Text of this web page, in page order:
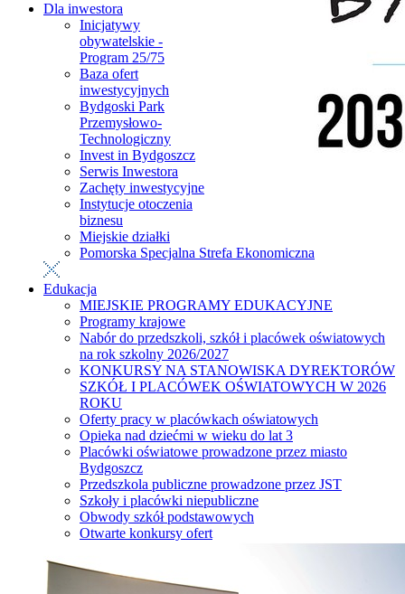
Dla inwestora
Inicjatywy
obywatelskie -
Program 25/75
Baza ofert
inwestycyjnych
Bydgoski Park
Przemysłowo-
Technologiczny
Invest in Bydgoszcz
Serwis Inwestora
Zachęty inwestycyjne
Instytucje otoczenia
biznesu
Miejskie działki
Pomorska Specjalna Strefa Ekonomiczna
Edukacja
MIEJSKIE PROGRAMY EDUKACYJNE
Programy krajowe
Nabór do przedszkoli, szkół i placówek oświatowych
na rok szkolny 2026/2027
KONKURSY NA STANOWISKA DYREKTORÓW
SZKÓŁ I PLACÓWEK OŚWIATOWYCH W 2026
ROKU
Oferty pracy w placówkach oświatowych
Opieka nad dziećmi w wieku do lat 3
Placówki oświatowe prowadzone przez miasto
Bydgoszcz
Przedszkola publiczne prowadzone przez JST
Szkoły i placówki niepubliczne
Obwody szkół podstawowych
Otwarte konkursy ofert